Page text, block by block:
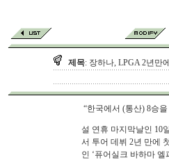
제목: 장하나, LPGA 2년만
“한국에서 (통산) 8승
설 연휴 마지막날인 10
서 투어 데뷔 2년 만에
인 ‘퓨어실크 바하마